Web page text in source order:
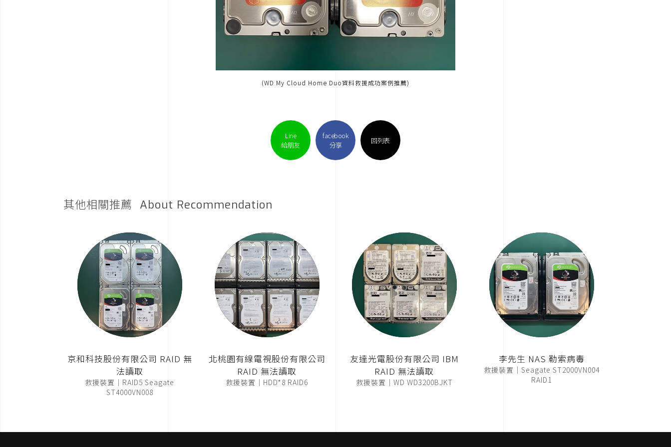
(WD My Cloud Home Duo資料救援成功案例推薦)
Line
給朋友
facebook
分享
回列表
其他相關推薦 About Recommendation
京和科技股份有限公司 RAID 無
法讀取
救援裝置｜RAID5 Seagate
ST4000VN008
北桃園有線電視股份有限公司
RAID 無法讀取
救援裝置｜HDD*8 RAID6
友達光電股份有限公司 IBM
RAID 無法讀取
救援裝置｜WD WD3200BJKT
李先生 NAS 勒索病毒
救援裝置｜Seagate ST2000VN004
RAID1